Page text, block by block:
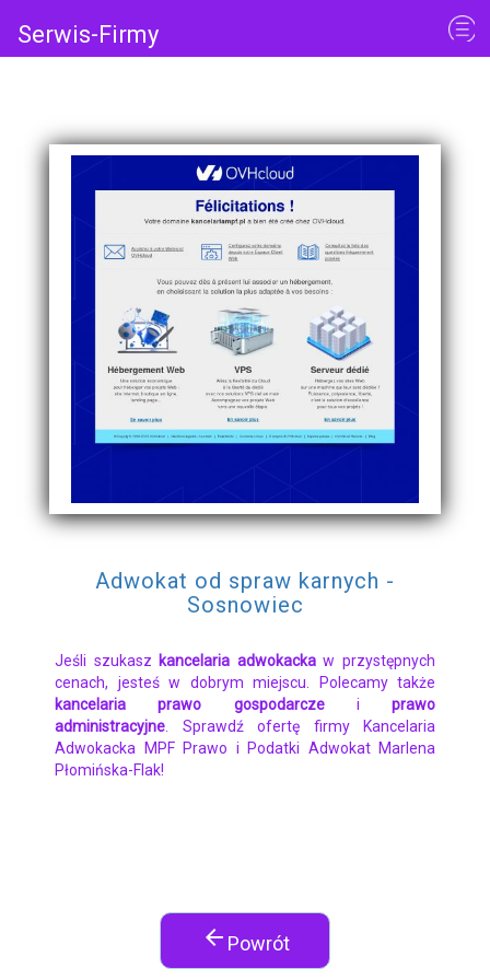
Serwis-Firmy
Adwokat od spraw karnych -
Sosnowiec
Jeśli szukasz kancelaria adwokackaw przystępnych
cenach, jesteś w dobrym miejscu. Polecamy także
kancelaria prawo gospodarczei prawo
administracyjne . Sprawdź ofertę firmy Kancelaria
Adwokacka MPF Prawo i Podatki Adwokat Marlena
Płomińska-Flak!
arrow_back Powrót